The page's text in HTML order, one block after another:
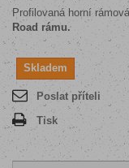
Profilovaná horní
Road rámu.
Skladem
Poslat příteli
Tisk